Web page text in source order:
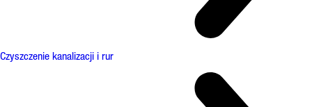
Czyszczenie kanalizacji i rur